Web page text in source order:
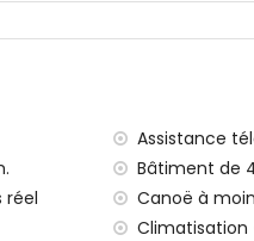
(à moins de 100 kilomètres
Valence (> 100 kilomètres)
pas admis
est équipé d'un
avec enfants
le prix de location de
Assistance
Bâtiment de
réel
Canoë à